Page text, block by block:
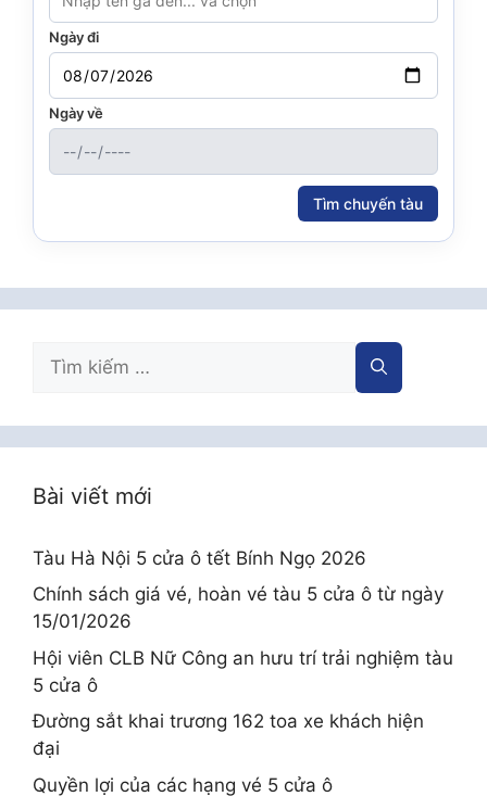
Ngày đi
Ngày về
Tìm chuyến tàu
Tìm
kiếm
Bài viết mới
Tàu Hà Nội 5 cửa ô tết Bính Ngọ 2026
Chính sách giá vé, hoàn vé tàu 5 cửa ô từ ngày
15/01/2026
Hội viên CLB Nữ Công an hưu trí trải nghiệm tàu
5 cửa ô
Đường sắt khai trương 162 toa xe khách hiện
đại
Quyền lợi của các hạng vé 5 cửa ô